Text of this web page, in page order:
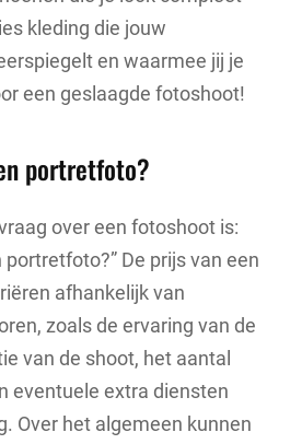
kleding die jouw
en waarmee jij je
een geslaagde fotoshoot!
portretfoto?
over een fotoshoot is:
portretfoto?” De prijs van een
afhankelijk van
zoals de ervaring van de
van de shoot, het aantal
eventuele extra diensten
Over het algemeen kunnen